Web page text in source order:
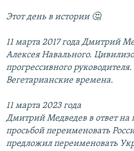
Этот день в истории 🤔
11 марта 2017 года Дмитрий
Алексея Навального.
прогрессивного руководителя.
Вегетарианские времена.
11 марта 2023 года
Дмитрий Медведев в ответ на
просьбой переименовать
предложил переименовать